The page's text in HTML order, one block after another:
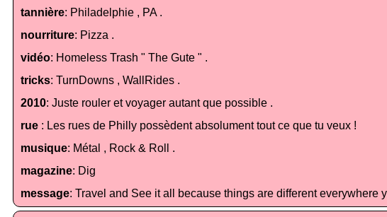
tannière: Philadelphie , PA .
nourriture: Pizza .
vidéo: Homeless Trash " The Gute " .
tricks: TurnDowns , WallRides .
2010: Juste rouler et voyager autant que possible .
rue : Les rues de Philly possèdent absolument tout ce que tu veux !
musique: Métal , Rock & Roll .
magazine: Dig
message: Travel and See it all because things are different everywhere